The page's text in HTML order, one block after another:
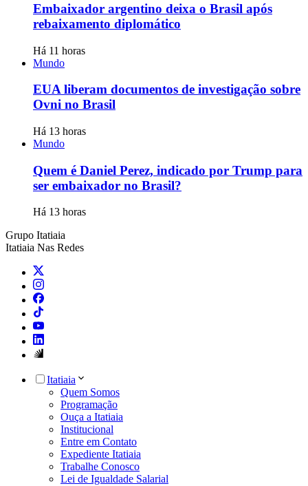
Embaixador argentino deixa o Brasil após
rebaixamento diplomático
Há 11 horas
Mundo
EUA liberam documentos de investigação sobre
Ovni no Brasil
Há 13 horas
Mundo
Quem é Daniel Perez, indicado por Trump para
ser embaixador no Brasil?
Há 13 horas
Grupo Itatiaia
Itatiaia Nas Redes
Itatiaia
Quem Somos
Programação
Ouça a Itatiaia
Institucional
Entre em Contato
Expediente Itatiaia
Trabalhe Conosco
Lei de Igualdade Salarial